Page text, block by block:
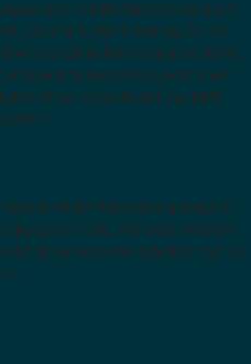
von Banküberweisung auf
Cards für’s Online-Banking bei der
wir deshalb nichtmehr an unser Konto
und zwar an die Adresse, welche wir
Unser erstes Hostel, das KIWI
🙂
mit der Rückzahlung übrigens
abgegeben hatte. Wer weiß, vielleicht
Es kann also nie schaden, nach der